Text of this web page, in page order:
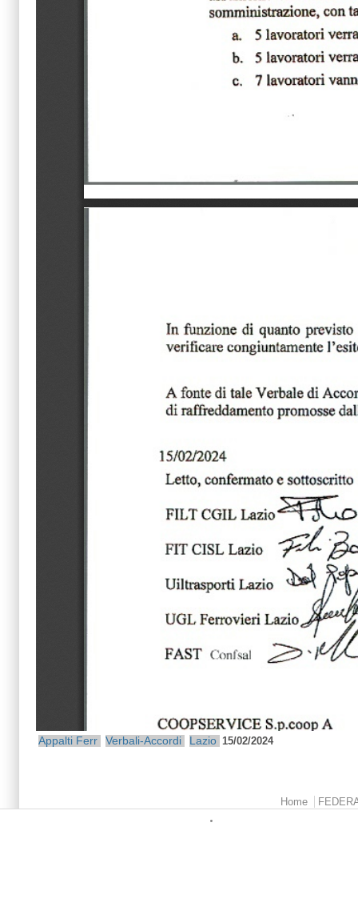
Appalti Ferr Verbali-Accordi Lazio 15/02/2024
Home